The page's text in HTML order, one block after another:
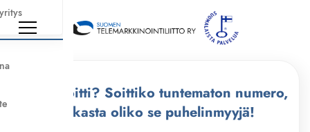
Kuka soitti? Soittiko tuntematon numero,
tarkasta oliko se puhelinmyyjä!